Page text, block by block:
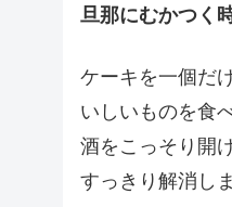
旦那にむかつく
ケーキを一個だ
いしいものを食
酒をこっそり開
すっきり解消し